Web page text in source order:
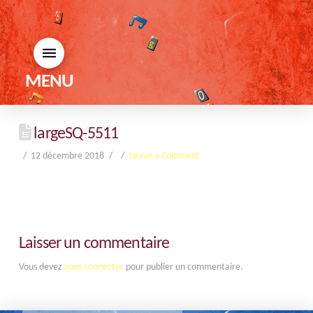
MENU
largeSQ-5511
12 décembre 2018 Leave a Comment
Laisser un commentaire
Vous devez vous connecterpour publier un commentaire.